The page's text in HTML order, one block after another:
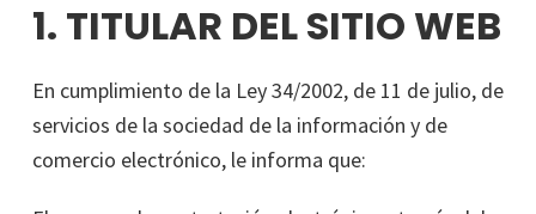
1. TITULAR DEL SITIO WEB
En cumplimiento de la Ley 34/2002, de 11 de julio, de
servicios de la sociedad de la información y de
comercio electrónico, le informa que: